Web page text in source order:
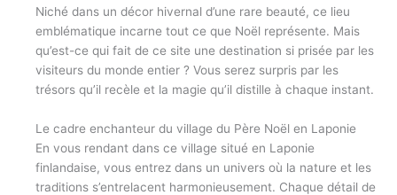
Niché dans un décor hivernal d’une rare beauté, ce lieu
emblématique incarne tout ce que Noël représente. Mais
qu’est-ce qui fait de ce site une destination si prisée par les
visiteurs du monde entier ? Vous serez surpris par les
trésors qu’il recèle et la magie qu’il distille à chaque instant.
Le cadre enchanteur du village du Père Noël en Laponie
En vous rendant dans ce village situé en Laponie
finlandaise, vous entrez dans un univers où la nature et les
traditions s’entrelacent harmonieusement. Chaque détail de